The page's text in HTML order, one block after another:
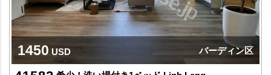
1450 USD バーディン区